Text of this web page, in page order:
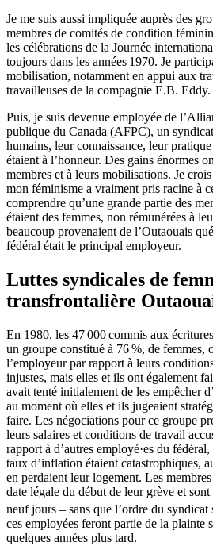
Je me suis aussi impliquée auprès des
membres de comités de condition
les célébrations de la Journée
toujours dans les années 1970. Je
mobilisation, notamment en appui aux
travailleuses de la compagnie E.B. Eddy.
Puis, je suis devenue employée de
publique du Canada (AFPC), un
humains, leur connaissance, leur
étaient à l’honneur. Des gains énormes
membres et à leurs mobilisations. Je
mon féminisme a vraiment pris racine à
comprendre qu’une grande partie des
étaient des femmes, non rémunérées à
beaucoup provenaient de l’Outaouais
fédéral était le principal employeur.
Luttes syndicales de
transfrontalière
En 1980, les 47 000 commis aux
un groupe constitué à 76 %, de femmes,
l’employeur par rapport à leurs
injustes, mais elles et ils ont également
avait tenté initialement de les empêcher
au moment où elles et ils jugeaient
faire. Les négociations pour ce groupe
leurs salaires et conditions de travail
rapport à d’autres employé·es du
taux d’inflation étaient catastrophiques,
en perdaient leur logement. Les
date légale du début de leur grève et
neuf jours – sans que l’ordre du syndicat
ces employées feront partie de la plainte
quelques années plus tard.